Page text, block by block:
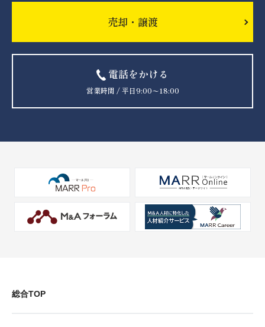
売却・譲渡
電話をかける
営業時間 / 平日9:00〜18:00
総合TOP